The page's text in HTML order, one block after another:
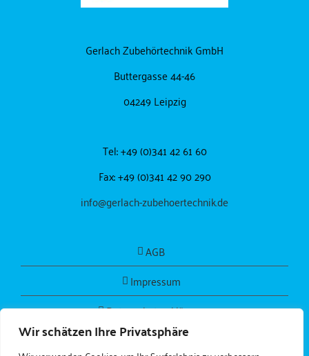
Wir schätzen Ihre Privatsphäre
Gerlach Zubehörtechnik GmbH
Buttergasse 44-46
04249 Leipzig
Tel: +49 (0)341 42 61 60
Fax: +49 (0)341 42 90 290
info@gerlach-zubehoertechnik.de
AGB
Impressum
Datenschutzerklärung